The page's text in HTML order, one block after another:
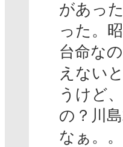
があっ
った。
台命な
えない
うけど
の？川
なぁ。。